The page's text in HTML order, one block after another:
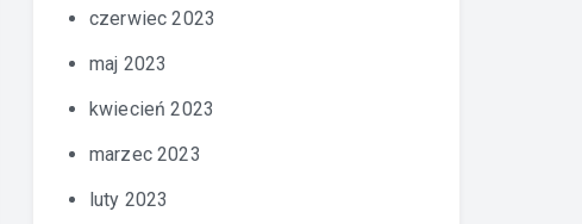
czerwiec 2023
maj 2023
kwiecień 2023
marzec 2023
luty 2023